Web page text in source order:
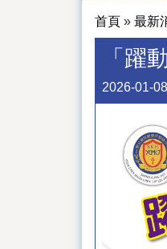
首頁 » 最新
「躍
2026-01-08